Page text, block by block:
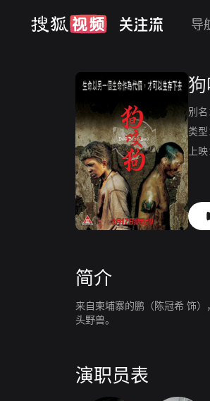
导
别名
类型
上映
简介
来自柬埔寨的鹏（陈冠希 饰
头野兽。
演职员表